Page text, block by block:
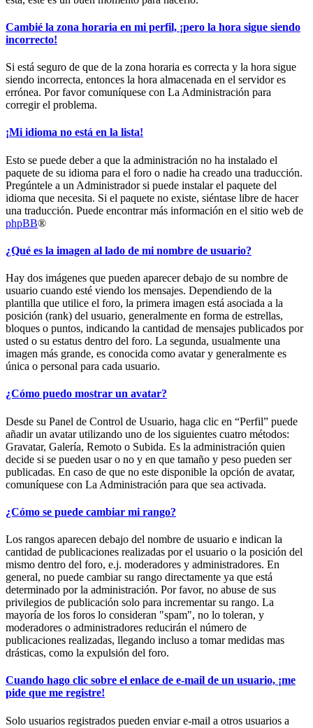
Cambié la zona horaria en mi perfil, ¡pero la hora sigue siendo
incorrecto!
Si está seguro de que de la zona horaria es correcta y la hora sigue
siendo incorrecta, entonces la hora almacenada en el servidor es
errónea. Por favor comuníquese con La Administración para
corregir el problema.
¡Mi idioma no está en la lista!
Esto se puede deber a que la administración no ha instalado el
paquete de su idioma para el foro o nadie ha creado una traducción.
Pregúntele a un Administrador si puede instalar el paquete del
idioma que necesita. Si el paquete no existe, siéntase libre de hacer
una traducción. Puede encontrar más información en el sitio web de
phpBB®
¿Qué es la imagen al lado de mi nombre de usuario?
Hay dos imágenes que pueden aparecer debajo de su nombre de
usuario cuando esté viendo los mensajes. Dependiendo de la
plantilla que utilice el foro, la primera imagen está asociada a la
posición (rank) del usuario, generalmente en forma de estrellas,
bloques o puntos, indicando la cantidad de mensajes publicados por
usted o su estatus dentro del foro. La segunda, usualmente una
imagen más grande, es conocida como avatar y generalmente es
única o personal para cada usuario.
¿Cómo puedo mostrar un avatar?
Desde su Panel de Control de Usuario, haga clic en “Perfil” puede
añadir un avatar utilizando uno de los siguientes cuatro métodos:
Gravatar, Galería, Remoto o Subida. Es la administración quien
decide si se pueden usar o no y en que tamaño y peso pueden ser
publicadas. En caso de que no este disponible la opción de avatar,
comuníquese con La Administración para que sea activada.
¿Cómo se puede cambiar mi rango?
Los rangos aparecen debajo del nombre de usuario e indican la
cantidad de publicaciones realizadas por el usuario o la posición del
mismo dentro del foro, e.j. moderadores y administradores. En
general, no puede cambiar su rango directamente ya que está
determinado por la administración. Por favor, no abuse de sus
privilegios de publicación solo para incrementar su rango. La
mayoría de los foros lo consideran "spam", no lo toleran, y
moderadores o administradores reducirán el número de
publicaciones realizadas, llegando incluso a tomar medidas mas
drásticas, como la expulsión del foro.
Cuando hago clic sobre el enlace de e-mail de un usuario, ¡me
pide que me registre!
Solo usuarios registrados pueden enviar e-mail a otros usuarios a